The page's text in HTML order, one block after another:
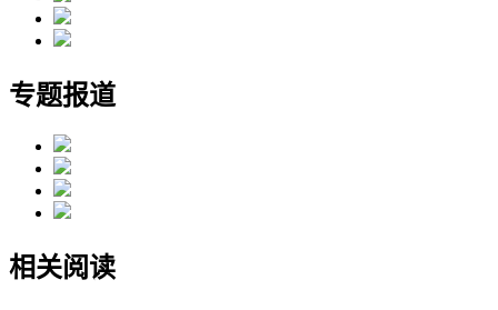
专题报道
相关阅读